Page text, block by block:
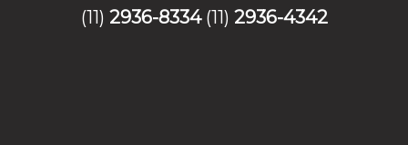
(11) 2936-8334 (11) 2936-4342